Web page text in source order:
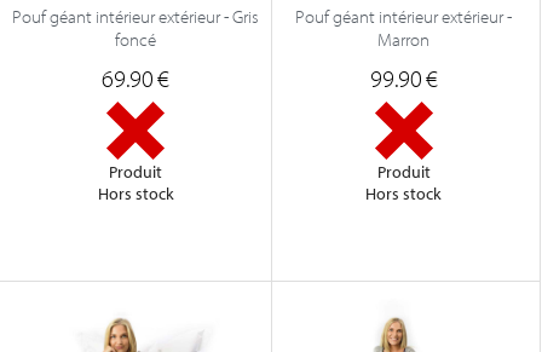
Pouf géant intérieur extérieur - Gris
foncé
69.90€
Produit
Hors stock
Pouf géant intérieur extérieur -
Marron
99.90€
Produit
Hors stock